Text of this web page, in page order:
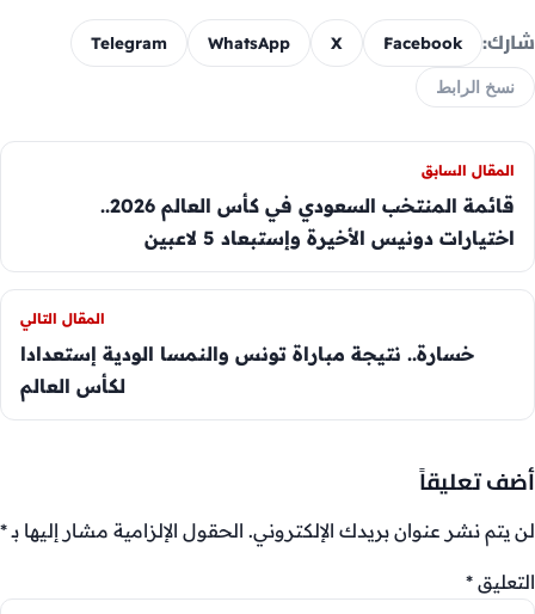
شارك: Facebook
X
WhatsApp
Telegram
نسخ الرابط
المقال السابق
قائمة المنتخب السعودي في كأس العالم 2026..
اختيارات دونيس الأخيرة وإستبعاد 5 لاعبين
المقال التالي
خسارة.. نتيجة مباراة تونس والنمسا الودية إستعدادا
لكأس العالم
أضف تعليقاً
لن يتم نشر عنوان بريدك الإلكتروني. الحقول الإلزامية مشار إليها بـ*
التعليق *